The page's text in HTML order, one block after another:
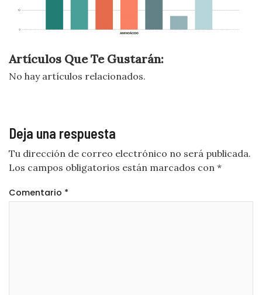
Artículos Que Te Gustarán:
No hay artículos relacionados.
Deja una respuesta
Tu dirección de correo electrónico no será publicada.
Los campos obligatorios están marcados con *
Comentario *